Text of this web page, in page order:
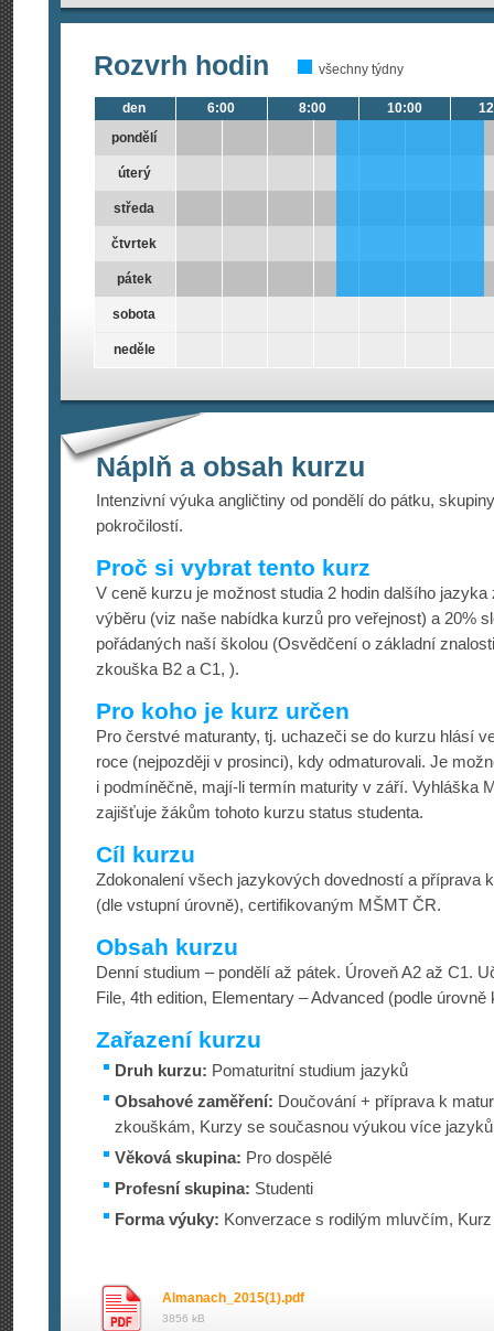
Rozvrh hodin všechny týdny
den
pondělí
úterý
středa
čtvrtek
pátek
sobota
neděle
6:00 8:00 10:00
Náplň a obsah kurzu
Intenzivní výuka angličtiny od pondělí do pátku,
pokročilostí.
Proč si vybrat tento kurz
V ceně kurzu je možnost studia 2 hodin dalšího
výběru (viz naše nabídka kurzů pro veřejnost) a 20%
pořádaných naší školou (Osvědčení o základní
zkouška B2 a C1, ).
Pro koho je kurz určen
Pro čerstvé maturanty, tj. uchazeči se do kurzu hlásí
roce (nejpozději v prosinci), kdy odmaturovali. Je
i podmíněčně, mají-li termín maturity v září. Vyhláška
zajišťuje žákům tohoto kurzu status studenta.
Cíl kurzu
Zdokonalení všech jazykových dovedností a příprava
(dle vstupní úrovně), certifikovaným MŠMT ČR.
Obsah kurzu
Denní studium – pondělí až pátek. Úroveň A2 až C1.
File, 4th edition, Elementary – Advanced (podle úrovně
Zařazení kurzu
Druh kurzu: Pomaturitní studium jazyků
Obsahové zaměření: Doučování + příprava k
zkouškám, Kurzy se současnou výukou více jazyků
Věková skupina: Pro dospělé
Profesní skupina: Studenti
Forma výuky: Konverzace s rodilým mluvčím,
Almanach_2015(1).pdf
3856 kB